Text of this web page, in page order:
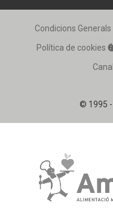
© 1995 -
Condicions Generals
Política de cookies